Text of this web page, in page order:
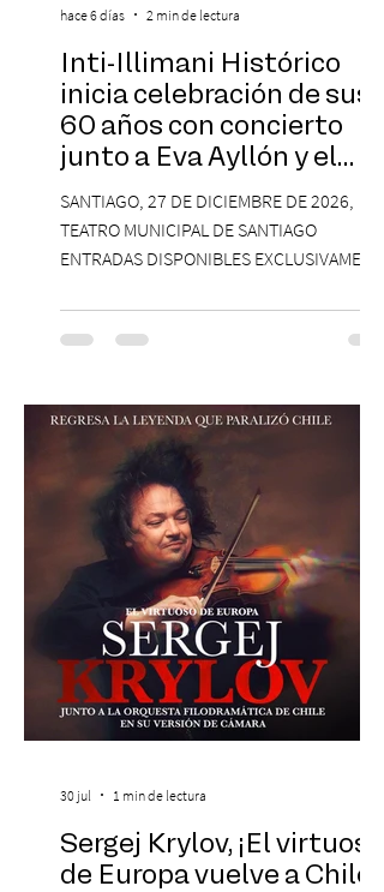
Inti-Illimani Histórico
inicia celebración de sus
60 años con concierto
junto a Eva Ayllón y el
Cuarteto Austral en el
Teatro Municipal de
Santiago
SANTIAGO, 27 DE DICIEMBRE DE 2026,
TEATRO MUNICIPAL DE SANTIAGO
ENTRADAS DISPONIBLES EXCLUSIVAMENTE
agrupación ícono de la Nueva Canción
Chilena conmemorará su legado de 60
19:00 horas, en el Teatro Municipal de
Santiago. La celebración reunirá a la
máxima exponente de la música popular
peruana, Eva Ayllón, al Cuarteto Austral y
un repertorio que recorrerá seis décadas
de obras que transformaron l
hace 6 días 2 min de lectura
Sergej Krylov, ¡El virtuoso
de Europa vuelve a Chile!
30 jul 1 min de lectura